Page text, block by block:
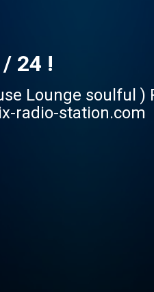
24 !
Lounge soulful )
radio-station.com